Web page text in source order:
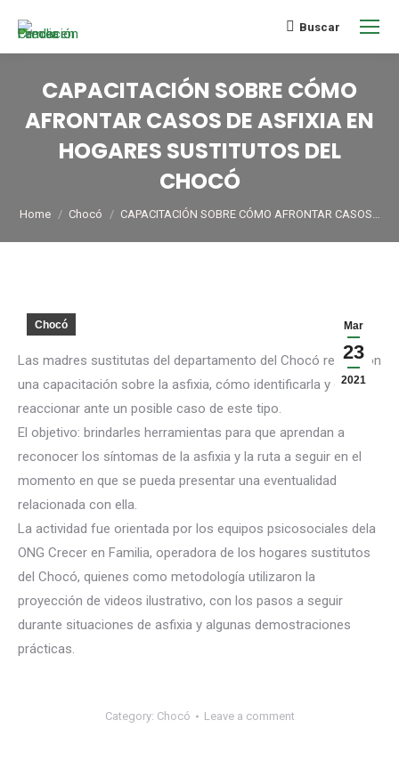
Buscar
CAPACITACIÓN SOBRE CÓMO
AFRONTAR CASOS DE ASFIXIA EN
HOGARES SUSTITUTOS DEL
CHOCÓ
You are here:
Home Chocó CAPACITACIÓN SOBRE CÓMO AFRONTAR CASOS…
Mar
23
2021
Chocó
Las madres sustitutas del departamento del Chocó recibieron
una capacitación sobre la asfixia, cómo identificarla y cómo
reaccionar ante un posible caso de este tipo.
El objetivo: brindarles herramientas para que aprendan a
reconocer los síntomas de la asfixia y la ruta a seguir en el
momento en que se pueda presentar una eventualidad
relacionada con ella.
La actividad fue orientada por los equipos psicosociales dela
ONG Crecer en Familia, operadora de los hogares sustitutos
del Chocó, quienes como metodología utilizaron la
proyección de videos ilustrativo, con los pasos a seguir
durante situaciones de asfixia y algunas demostraciones
prácticas.
Category: Chocó Leave a comment